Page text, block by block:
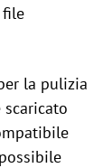
file
la pulizia